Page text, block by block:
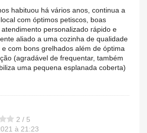
habituou há vários anos, continua a
com óptimos petiscos, boas
atendimento personalizado rápido e
aliado a uma cozinha de qualidade
e com bons grelhados além de óptima
(agradável de frequentar, também
uma pequena esplanada coberta)
2 / 5
à 21:23